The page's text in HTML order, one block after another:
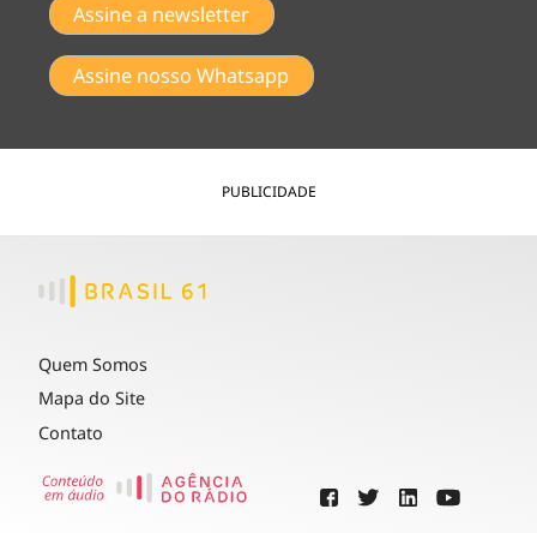
Assine a newsletter
Assine nosso Whatsapp
PUBLICIDADE
Quem Somos
Mapa do Site
Contato